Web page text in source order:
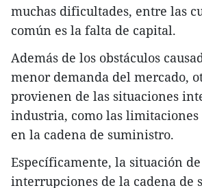
muchas dificultades, entre las
común es la falta de capital.
Además de los obstáculos
menor demanda del mercado,
provienen de las situaciones
industria, como las
en la cadena de suministro.
Específicamente, la situación
interrupciones de la cadena de